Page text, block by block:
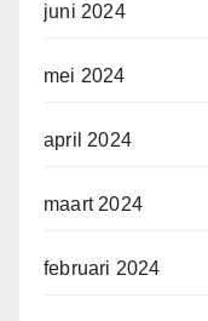
juni 2024
mei 2024
april 2024
maart 2024
februari 2024